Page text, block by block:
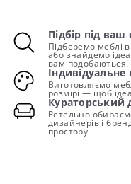
Підбір під ваш
Підберемо меблі
або знайдемо
вам подобаються.
Виготовляємо
розмірі — щоб
Кураторський
Ретельно
дизайнерів і
простору.